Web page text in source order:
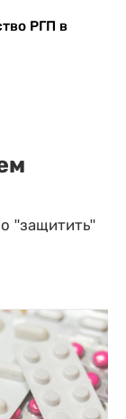
РГП в
"защитить"